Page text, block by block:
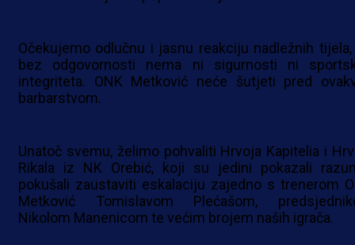
Očekujemo odlučnu i jasnu reakciju nadležnih
bez odgovornosti nema ni sigurnosti ni
integriteta. ONK Metković neće šutjeti pred
barbarstvom.
Unatoč svemu, želimo pohvaliti Hrvoja Kapitelia i
Rikala iz NK Orebić, koji su jedini pokazali
pokušali zaustaviti eskalaciju zajedno s trenerom
Metković Tomislavom Plećašom,
Nikolom Manenicom te većim brojem naših igrača.